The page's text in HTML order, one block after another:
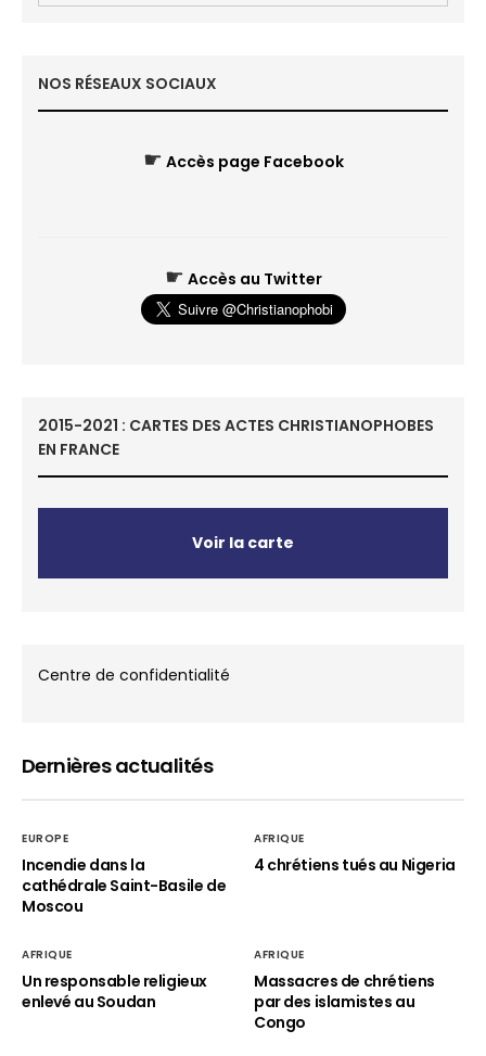
NOS RÉSEAUX SOCIAUX
☛ Accès page Facebook
☛ Accès au Twitter
2015-2021 : CARTES DES ACTES CHRISTIANOPHOBES
EN FRANCE
Voir la carte
Centre de confidentialité
Dernières actualités
EUROPE
Incendie dans la
cathédrale Saint-Basile de
Moscou
AFRIQUE
4 chrétiens tués au Nigeria
AFRIQUE
Un responsable religieux
enlevé au Soudan
AFRIQUE
Massacres de chrétiens
par des islamistes au
Congo